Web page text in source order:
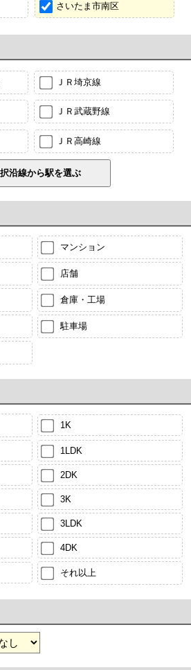
さいたま市南区
ＪＲ埼京線
ＪＲ武蔵野線
ＪＲ高崎線
マンション
店舗
倉庫・工場
駐車場
1K
1LDK
2DK
3K
3LDK
4DK
それ以上